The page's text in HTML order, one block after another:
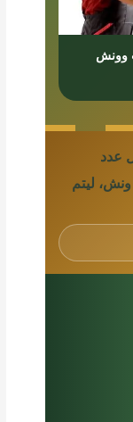
وونش
عدد
ونش، ليتم